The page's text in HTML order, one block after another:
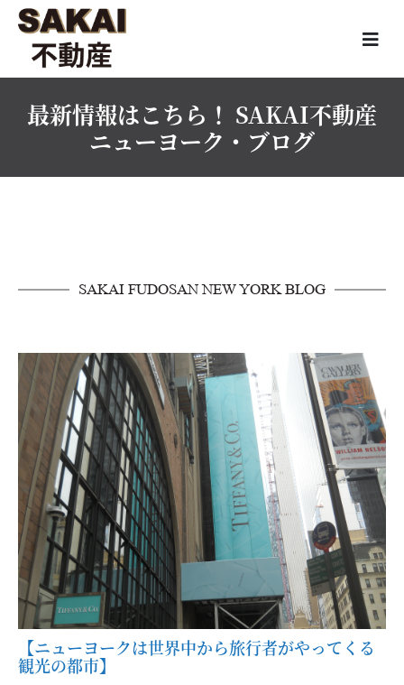
最新情報はこちら！ SAKAI不動産
ニューヨーク・ブログ
SAKAI FUDOSAN NEW YORK BLOG
【ニューヨークは世界中から旅行者がやってくる
観光の都市】